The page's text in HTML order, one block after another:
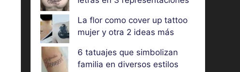
La flor como cover up tattoo
mujer y otra 2 ideas más
6 tatuajes que simbolizan
familia en diversos estilos